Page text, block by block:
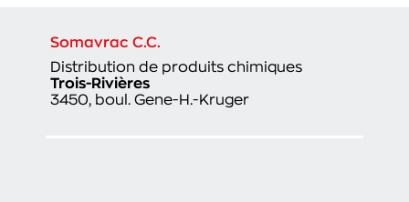
Somavrac C.C.
Distribution de produits chimiques
Trois-Rivières
3450, boul. Gene-H.-Kruger